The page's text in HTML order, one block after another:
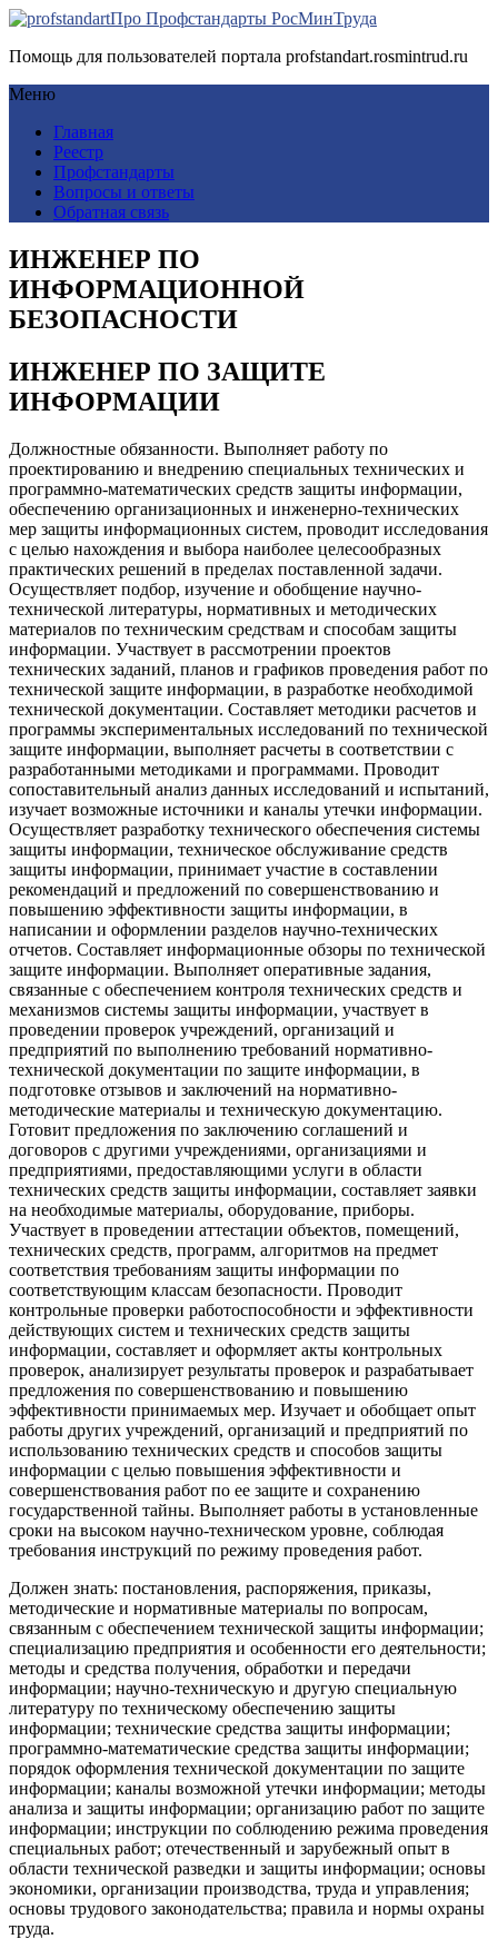
Про Профстандарты РосМинТруда
Помощь для пользователей портала profstandart.rosmintrud.ru
Меню
Главная
Реестр
Профстандарты
Вопросы и ответы
Обратная связь
ИНЖЕНЕР ПО
ИНФОРМАЦИОННОЙ
БЕЗОПАСНОСТИ
ИНЖЕНЕР ПО ЗАЩИТЕ
ИНФОРМАЦИИ
Должностные обязанности. Выполняет работу по
проектированию и внедрению специальных технических и
программно-математических средств защиты информации,
обеспечению организационных и инженерно-технических
мер защиты информационных систем, проводит исследования
с целью нахождения и выбора наиболее целесообразных
практических решений в пределах поставленной задачи.
Осуществляет подбор, изучение и обобщение научно-
технической литературы, нормативных и методических
материалов по техническим средствам и способам защиты
информации. Участвует в рассмотрении проектов
технических заданий, планов и графиков проведения работ по
технической защите информации, в разработке необходимой
технической документации. Составляет методики расчетов и
программы экспериментальных исследований по технической
защите информации, выполняет расчеты в соответствии с
разработанными методиками и программами. Проводит
сопоставительный анализ данных исследований и испытаний,
изучает возможные источники и каналы утечки информации.
Осуществляет разработку технического обеспечения системы
защиты информации, техническое обслуживание средств
защиты информации, принимает участие в составлении
рекомендаций и предложений по совершенствованию и
повышению эффективности защиты информации, в
написании и оформлении разделов научно-технических
отчетов. Составляет информационные обзоры по технической
защите информации. Выполняет оперативные задания,
связанные с обеспечением контроля технических средств и
механизмов системы защиты информации, участвует в
проведении проверок учреждений, организаций и
предприятий по выполнению требований нормативно-
технической документации по защите информации, в
подготовке отзывов и заключений на нормативно-
методические материалы и техническую документацию.
Готовит предложения по заключению соглашений и
договоров с другими учреждениями, организациями и
предприятиями, предоставляющими услуги в области
технических средств защиты информации, составляет заявки
на необходимые материалы, оборудование, приборы.
Участвует в проведении аттестации объектов, помещений,
технических средств, программ, алгоритмов на предмет
соответствия требованиям защиты информации по
соответствующим классам безопасности. Проводит
контрольные проверки работоспособности и эффективности
действующих систем и технических средств защиты
информации, составляет и оформляет акты контрольных
проверок, анализирует результаты проверок и разрабатывает
предложения по совершенствованию и повышению
эффективности принимаемых мер. Изучает и обобщает опыт
работы других учреждений, организаций и предприятий по
использованию технических средств и способов защиты
информации с целью повышения эффективности и
совершенствования работ по ее защите и сохранению
государственной тайны. Выполняет работы в установленные
сроки на высоком научно-техническом уровне, соблюдая
требования инструкций по режиму проведения работ.
Должен знать: постановления, распоряжения, приказы,
методические и нормативные материалы по вопросам,
связанным с обеспечением технической защиты информации;
специализацию предприятия и особенности его деятельности;
методы и средства получения, обработки и передачи
информации; научно-техническую и другую специальную
литературу по техническому обеспечению защиты
информации; технические средства защиты информации;
программно-математические средства защиты информации;
порядок оформления технической документации по защите
информации; каналы возможной утечки информации; методы
анализа и защиты информации; организацию работ по защите
информации; инструкции по соблюдению режима проведения
специальных работ; отечественный и зарубежный опыт в
области технической разведки и защиты информации; основы
экономики, организации производства, труда и управления;
основы трудового законодательства; правила и нормы охраны
труда.